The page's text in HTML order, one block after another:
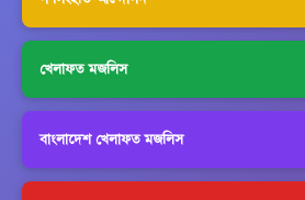
খেলাফত মজলিস
বাংলাদেশ খেলাফত মজলিস